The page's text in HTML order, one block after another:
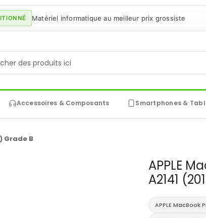
Matériel informatique au meilleur prix grossiste
Accessoires & Composants Smartphones &
Grade B
APPLE
A2141
APPLE MacBook